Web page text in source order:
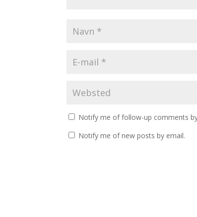
Notify me of follow-up comments
Notify me of new posts by email.